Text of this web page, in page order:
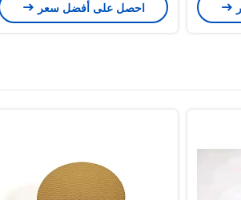
V2O5 WO3
احصل على أفضل سعر